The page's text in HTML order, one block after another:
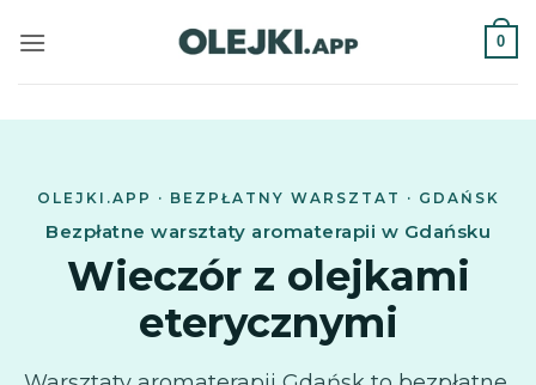
do
0
OLEJKI.APP · BEZPŁATNY WARSZTAT · GDAŃSK
Bezpłatne warsztaty aromaterapii w Gdańsku
Wieczór z olejkami
eterycznymi